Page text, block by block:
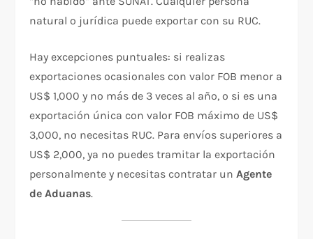
natural o jurídica puede exportar con su RUC.
Hay excepciones puntuales: si realizas
exportaciones ocasionales con valor FOB menor a
US$ 1,000 y no más de 3 veces al año, o si es una
exportación única con valor FOB máximo de US$
3,000, no necesitas RUC. Para envíos superiores a
US$ 2,000, ya no puedes tramitar la exportación
personalmente y necesitas contratar unAgente
de Aduanas.